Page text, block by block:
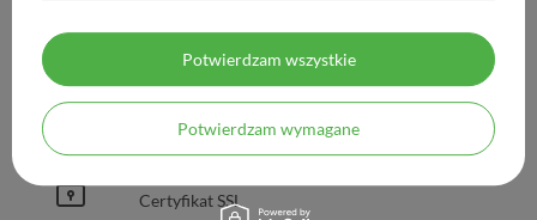
ZAUFANIE
Certyfikat SSL
Potwierdzam wymagane
Potwierdzam wszystkie